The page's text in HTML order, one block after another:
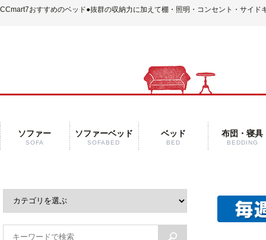
CCmart7おすすめのベッド●抜群の収納力に加えて棚・照明・コンセント・サイ
ソファー
SOFA
ソファーベッド
SOFABED
ベッド
BED
布団・寝具
BEDDING